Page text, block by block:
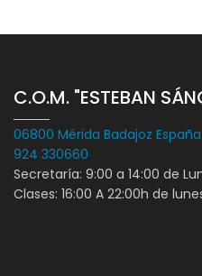
C.O.M. "ESTEBAN
06800 Mérida Badajoz España
924 330660
Secretaría: 9:00 a 14:00 de
Clases: 16:00 A 22:00h de